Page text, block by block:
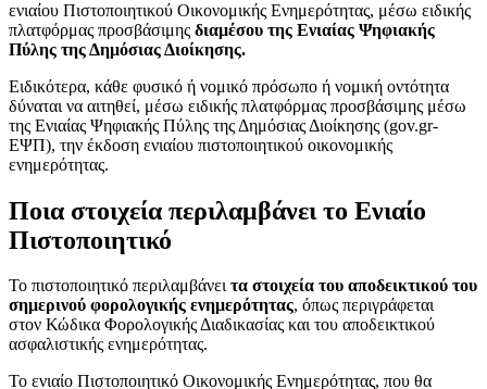
ενιαίου Πιστοποιητικού Οικονομικής Ενημερότητας, μέσω ειδικής
πλατφόρμας προσβάσιμης διαμέσου της Ενιαίας Ψηφιακής
Πύλης της Δημόσιας Διοίκησης.
Ειδικότερα, κάθε φυσικό ή νομικό πρόσωπο ή νομική οντότητα
δύναται να αιτηθεί, μέσω ειδικής πλατφόρμας προσβάσιμης μέσω
της Ενιαίας Ψηφιακής Πύλης της Δημόσιας Διοίκησης (gov.gr-
ΕΨΠ), την έκδοση ενιαίου πιστοποιητικού οικονομικής
ενημερότητας.
Ποια στοιχεία περιλαμβάνει το Ενιαίο
Πιστοποιητικό
Το πιστοποιητικό περιλαμβάνειτα στοιχεία του αποδεικτικού του
σημερινού φορολογικής ενημερότητας, όπως περιγράφεται
στον Κώδικα Φορολογικής Διαδικασίας και του αποδεικτικού
ασφαλιστικής ενημερότητας.
Το ενιαίο Πιστοποιητικό Οικονομικής Ενημερότητας, που θα